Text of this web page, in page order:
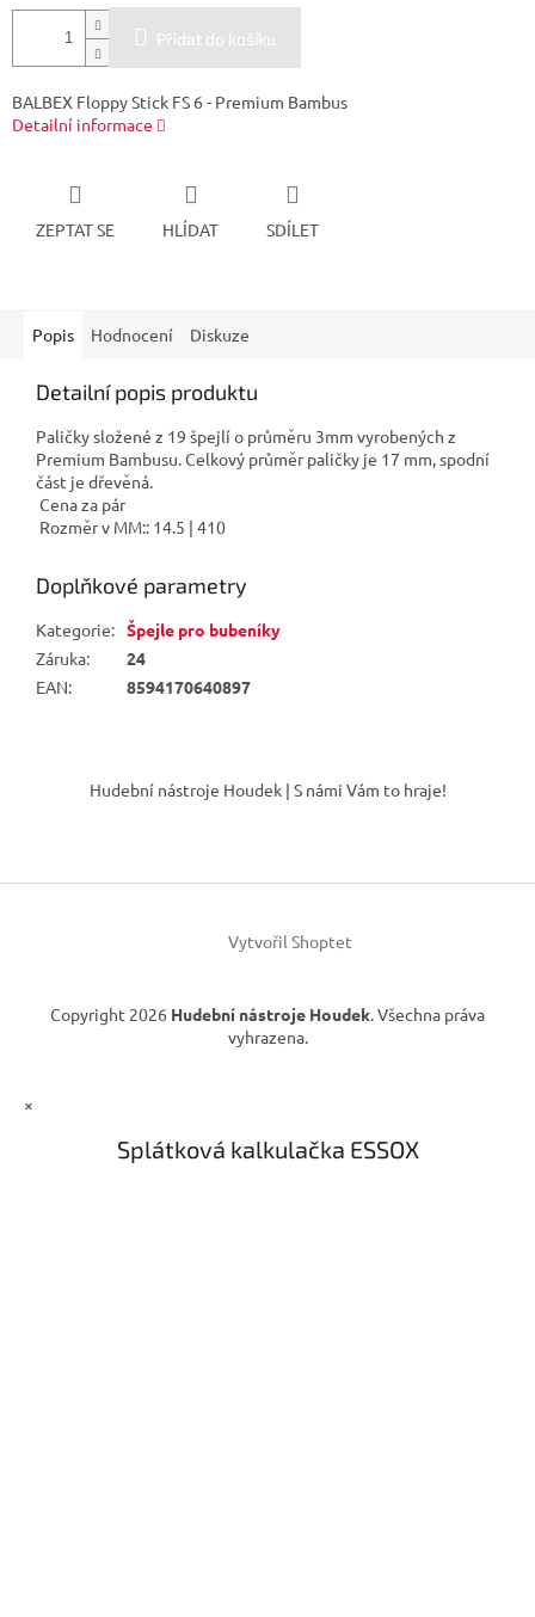
Přidat do košíku
BALBEX Floppy Stick FS 6 - Premium Bambus
Detailní informace
ZEPTAT SE HLÍDAT SDÍLET
Popis Hodnocení Diskuze
Detailní popis produktu
Paličky složené z 19 špejlí o průměru 3mm vyrobených z
Premium Bambusu. Celkový průměr paličky je 17 mm, spodní
část je dřevěná.
Cena za pár
Rozměr v MM:: 14.5 | 410
Doplňkové parametry
Kategorie: Špejle pro bubeníky
Záruka:
24
EAN: 8594170640897
í
Hudební nástroje Houdek | S námi Vám to hraje!
Vytvořil Shoptet
Copyright 2026 Hudební nástroje Houdek. Všechna práva
vyhrazena.
×
Splátková kalkulačka ESSOX